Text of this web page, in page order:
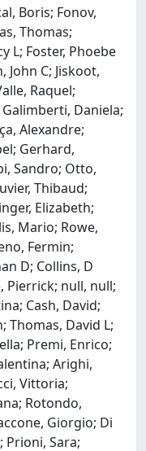
Boris; Fonov,
Thomas;
L; Foster, Phoebe
John C; Jiskoot,
Raquel;
Daniela;
Alexandre;
Gerhard,
Sandro; Otto,
Thibaud;
Elizabeth;
Mario; Rowe,
Fermin;
D; Collins, D
Pierrick; null, null;
Cash, David;
Thomas, David L;
Premi, Enrico;
Arighi,
Vittoria;
Rotondo,
Giorgio; Di
Prioni, Sara;